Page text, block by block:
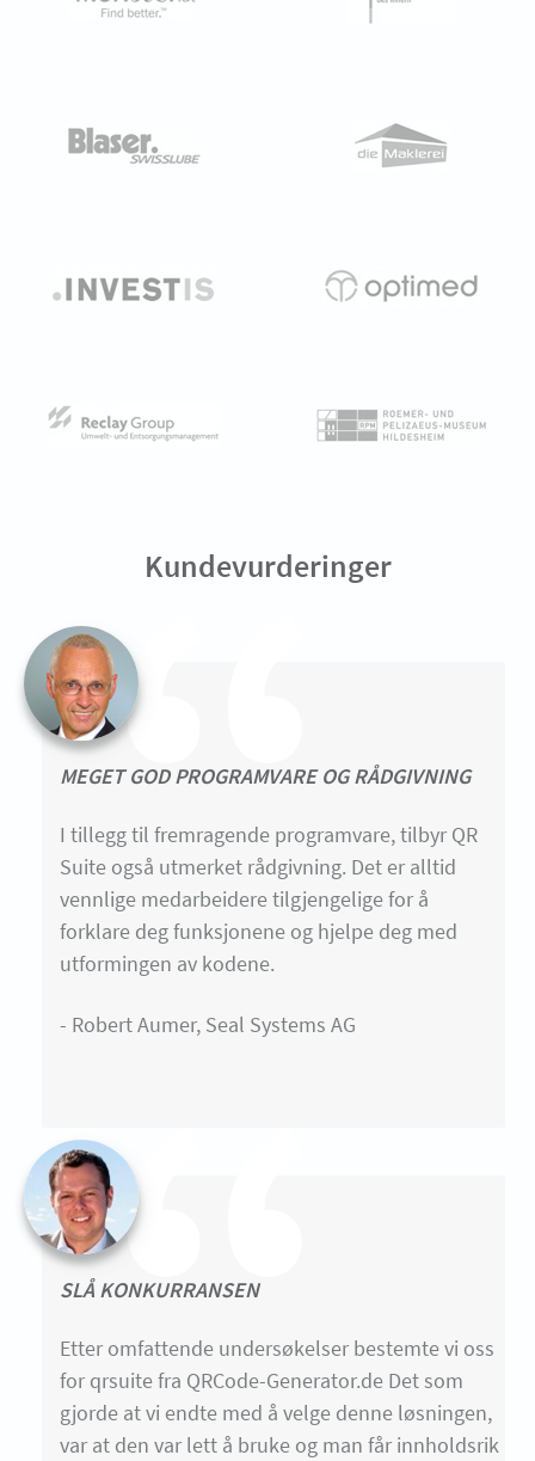
Kundevurderinger
MEGET GOD PROGRAMVARE OG RÅDGIVNING
I tillegg til fremragende programvare, tilbyr QR
Suite også utmerket rådgivning. Det er alltid
vennlige medarbeidere tilgjengelige for å
forklare deg funksjonene og hjelpe deg med
utformingen av kodene.
- Robert Aumer, Seal Systems AG
SLÅ KONKURRANSEN
Etter omfattende undersøkelser bestemte vi oss
for qrsuite fra QRCode-Generator.de Det som
gjorde at vi endte med å velge denne løsningen,
var at den var lett å bruke og man får innholdsrik